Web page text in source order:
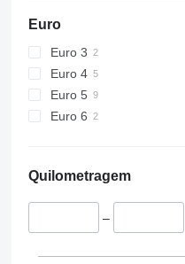
Euro
Euro 3
Euro 4
Euro 5
Euro 6
Quilometragem
–